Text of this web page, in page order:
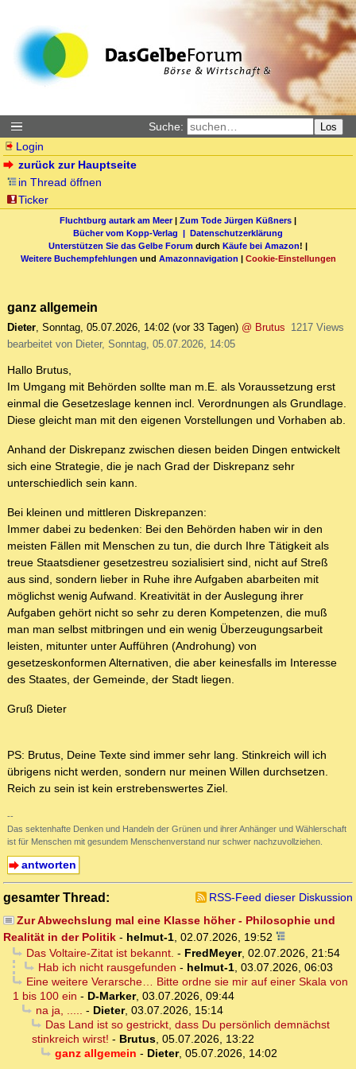
Suche: Los
Login
zurück zur Hauptseite
in Thread öffnen
Ticker
Fluchtburg autark am Meer| Zum Tode Jürgen Küßners |
Bücher vom Kopp-Verlag | Datenschutzerklärung
Unterstützen Sie das Gelbe Forum durch Käufe bei Amazon! |
Weitere Buchempfehlungen und Amazonnavigation | Cookie-Einstellungen
ganz allgemein
Dieter, Sonntag, 05.07.2026, 14:02 (vor 33 Tagen) @ Brutus 1217 Views
bearbeitet von Dieter, Sonntag, 05.07.2026, 14:05
Hallo Brutus,
Im Umgang mit Behörden sollte man m.E. als Voraussetzung erst
einmal die Gesetzeslage kennen incl. Verordnungen als Grundlage.
Diese gleicht man mit den eigenen Vorstellungen und Vorhaben ab.
Anhand der Diskrepanz zwischen diesen beiden Dingen entwickelt
sich eine Strategie, die je nach Grad der Diskrepanz sehr
unterschiedlich sein kann.
Bei kleinen und mittleren Diskrepanzen:
Immer dabei zu bedenken: Bei den Behörden haben wir in den
meisten Fällen mit Menschen zu tun, die durch Ihre Tätigkeit als
treue Staatsdiener gesetzestreu sozialisiert sind, nicht auf Streß
aus sind, sondern lieber in Ruhe ihre Aufgaben abarbeiten mit
möglichst wenig Aufwand. Kreativität in der Auslegung ihrer
Aufgaben gehört nicht so sehr zu deren Kompetenzen, die muß
man man selbst mitbringen und ein wenig Überzeugungsarbeit
leisten, mitunter unter Aufführen (Androhung) von
gesetzeskonformen Alternativen, die aber keinesfalls im Interesse
des Staates, der Gemeinde, der Stadt liegen.
Gruß Dieter
PS: Brutus, Deine Texte sind immer sehr lang. Stinkreich will ich
übrigens nicht werden, sondern nur meinen Willen durchsetzen.
Reich zu sein ist kein erstrebenswertes Ziel.
--
Das sektenhafte Denken und Handeln der Grünen und ihrer Anhänger und Wählerschaft
ist für Menschen mit gesundem Menschenverstand nur schwer nachzuvollziehen.
antworten
gesamter Thread:
RSS-Feed dieser Diskussion
Zur Abwechslung mal eine Klasse höher - Philosophie und
Realität in der Politik - helmut-1, 02.07.2026, 19:52
Das Voltaire-Zitat ist bekannt. - FredMeyer, 02.07.2026, 21:54
Hab ich nicht rausgefunden - helmut-1, 03.07.2026, 06:03
Eine weitere Verarsche… Bitte ordne sie mir auf einer Skala von
1 bis 100 ein - D-Marker, 03.07.2026, 09:44
na ja, ..... - Dieter, 03.07.2026, 15:14
Das Land ist so gestrickt, dass Du persönlich demnächst
stinkreich wirst! - Brutus, 05.07.2026, 13:22
ganz allgemein - Dieter, 05.07.2026, 14:02